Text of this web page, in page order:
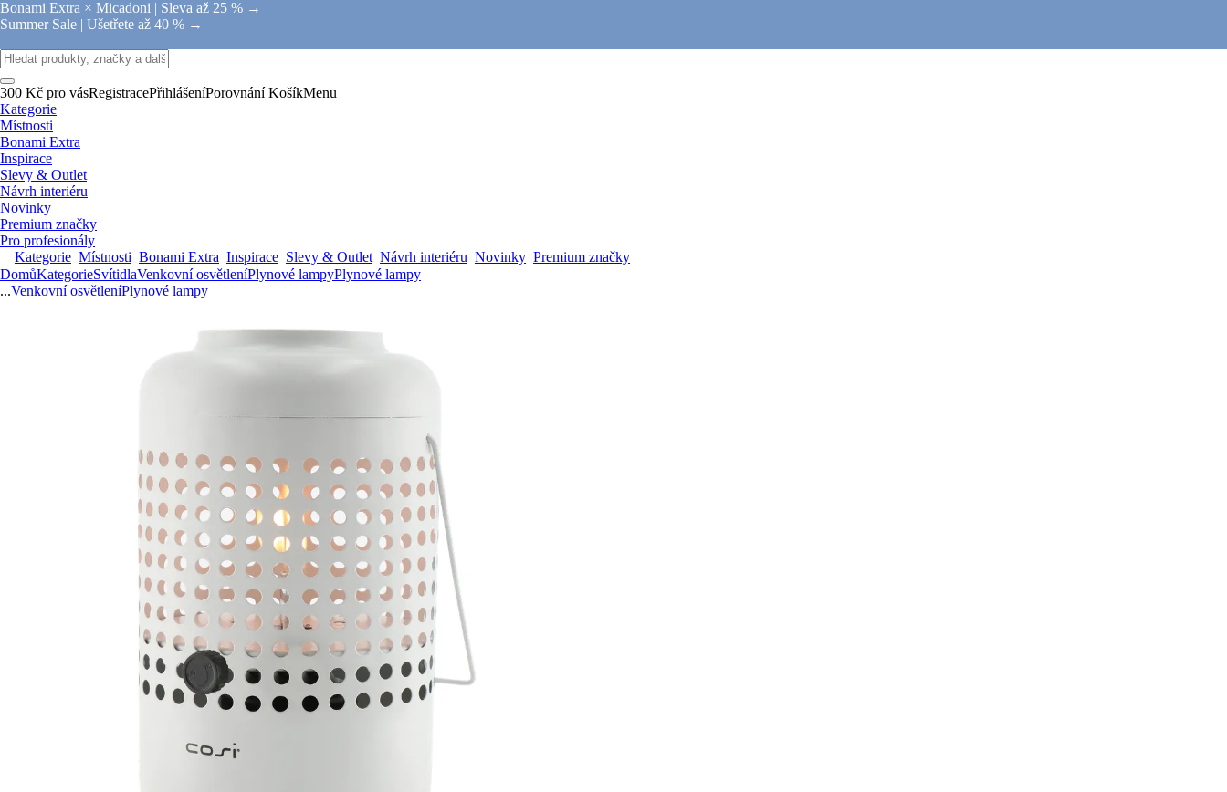
Bonami Extra × Micadoni | Sleva až 25 % →
Summer Sale | Ušetřete až 40 % →
300 Kč pro vásRegistracePřihlášeníPorovnání KošíkMenu
Kategorie
Místnosti
Bonami Extra
Inspirace
Slevy & Outlet
Návrh interiéru
Novinky
Premium značky
Pro profesionály
Kategorie Místnosti Bonami Extra Inspirace Slevy & Outlet Návrh interiéru Novinky Premium značky
DomůKategorieSvítidlaVenkovní osvětleníPlynové lampyPlynové lampy
...Venkovní osvětleníPlynové lampy